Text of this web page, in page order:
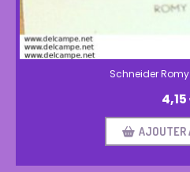
Schneider
4,15
AJOUTER